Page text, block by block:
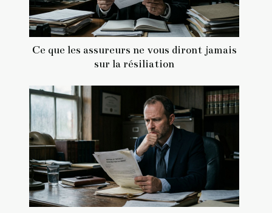
Ce que les assureurs ne vous diront jamais
sur la résiliation